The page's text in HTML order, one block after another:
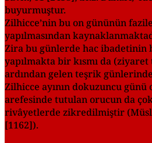
buyurmuştur.
Zilhicce’nin bu on gününün
yapılmasından
Zira bu günlerde hac ibadetinin
yapılmakta bir kısmı da
ardından gelen teşrik
Zilhicce ayının dokuzuncu günü
arefesinde tutulan orucun da
rivâyetlerde zikredilmiştir
[1162]).